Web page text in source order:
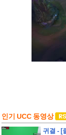
인기 UCC 동영상
귀결 - [